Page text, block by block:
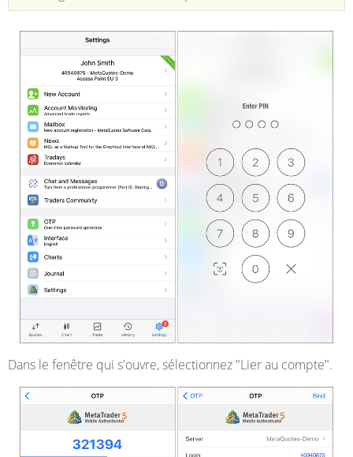
Dans le fenêtre qui s'ouvre, sélectionnez "Lier au compte".